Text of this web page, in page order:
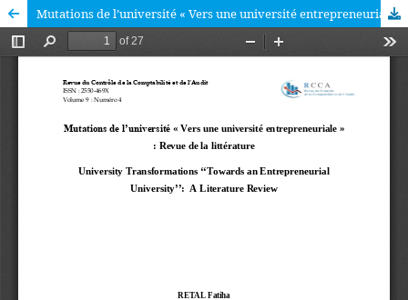
Mutations de l’université « Vers une université entrepreneuriale » : Revue de la littérature